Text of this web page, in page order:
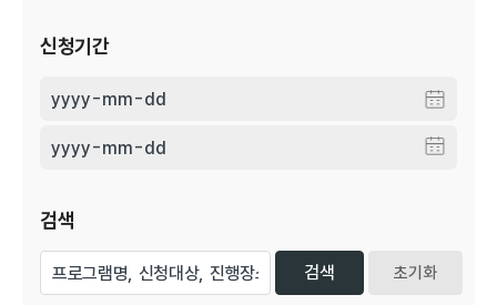
신청기간
검색
초기화